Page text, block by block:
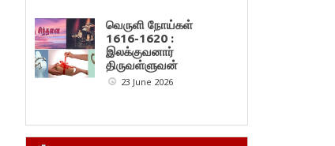
வெருளி நோய்கள்
1616-1620 :
இலக்குவனார்
திருவள்ளுவன்
23 June 2026